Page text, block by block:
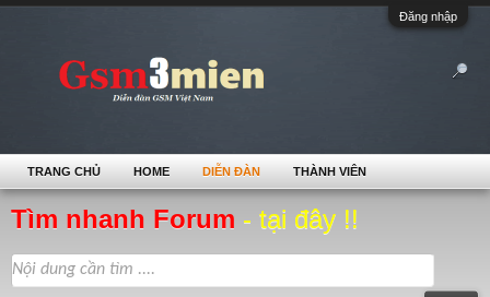
Đăng nhập
Tìm nhanh Forum - tại đây !!
TRANG CHỦ HOME DIỄN ĐÀN THÀNH VIÊN